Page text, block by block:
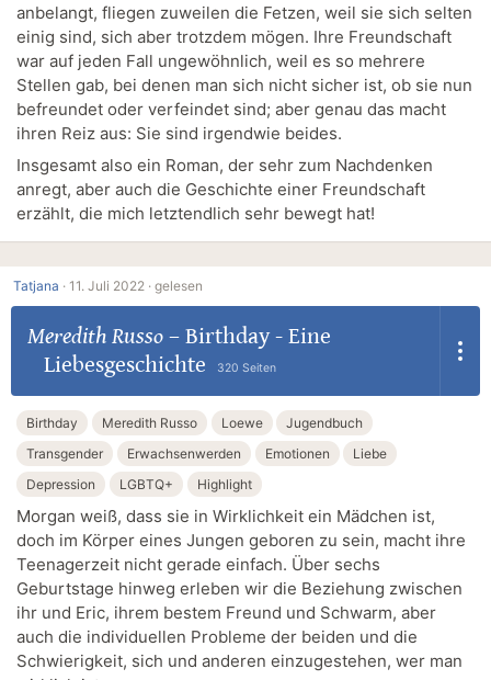
anbelangt, fliegen zuweilen die Fetzen, weil sie sich selten
einig sind, sich aber trotzdem mögen. Ihre Freundschaft
war auf jeden Fall ungewöhnlich, weil es so mehrere
Stellen gab, bei denen man sich nicht sicher ist, ob sie nun
befreundet oder verfeindet sind; aber genau das macht
ihren Reiz aus: Sie sind irgendwie beides.
Insgesamt also ein Roman, der sehr zum Nachdenken
anregt, aber auch die Geschichte einer Freundschaft
erzählt, die mich letztendlich sehr bewegt hat!
Tatjana · 11. Juli 2022 · gelesen
Meredith Russo– Birthday - Eine
Liebesgeschichte
320 Seiten
Birthday Meredith Russo Loewe
Jugendbuch
Transgender
Erwachsenwerden Emotionen
Liebe
Depression
LGBTQ+ Highlight
Morgan weiß, dass sie in Wirklichkeit ein Mädchen ist,
doch im Körper eines Jungen geboren zu sein, macht ihre
Teenagerzeit nicht gerade einfach. Über sechs
Geburtstage hinweg erleben wir die Beziehung zwischen
ihr und Eric, ihrem bestem Freund und Schwarm, aber
auch die individuellen Probleme der beiden und die
Schwierigkeit, sich und anderen einzugestehen, wer man